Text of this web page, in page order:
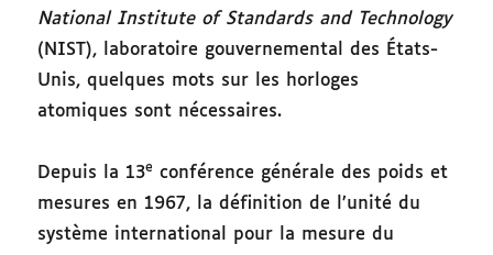
National Institute of Standards and Technology
(NIST), laboratoire gouvernemental des États-
Unis, quelques mots sur les horloges
atomiques sont nécessaires.
Depuis la 13e conférence générale des poids et
mesures en 1967, la définition de l’unité du
système international pour la mesure du